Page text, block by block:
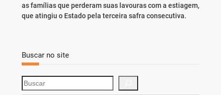
as famílias que perderam suas lavouras com a estiagem,
que atingiu o Estado pela terceira safra consecutiva.
Buscar no site
S
e